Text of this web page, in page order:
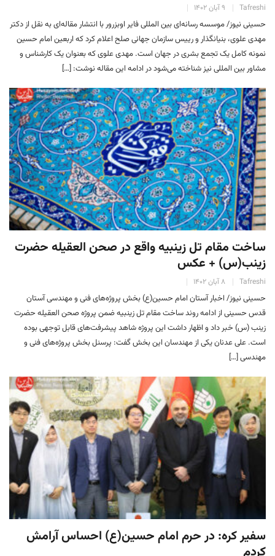
Tafreshi ۹ آبان ۱۴۰۲
حسینی نیوز/ موسسه رسانه‌ای بین المللی فایر اوبزرور با انتشار مقاله‌ای به نقل از دکتر
مهدی علوی، بنیانگذار و رییس سازمان جهانی صلح اعلام کرد که اربعین امام حسین
نمونه کامل یک تجمع بشری در جهان است. مهدی علوی که بعنوان یک کارشناس و
مشاور بین المللی نیز شناخته می‌شود در ادامه این مقاله نوشت: […]
ساخت مقام تل زینبیه واقع در صحن العقیله حضرت
زینب(س) + عکس
Tafreshi ۸ آبان ۱۴۰۲
حسینی نیوز/ اخبار آستان امام حسین(ع) بخش پروژه‌های فنی و مهندسی آستان
قدس حسینی از ادامه روند ساخت مقام تل زینبیه ضمن پروژه صحن العقیله حضرت
زینب (س) خبر داد و اظهار داشت این پروژه شاهد پیشرفت‌های قابل توجهی بوده
است. علی عدنان یکی از مهندسان این بخش گفت: پرسنل بخش پروژه‌های فنی و
مهندسی […]
سفیر کره: در حرم امام حسین(ع) احساس آرامش